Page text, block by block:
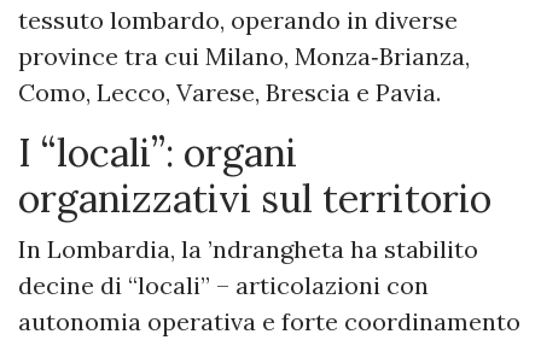
tessuto lombardo, operando in diverse
province tra cui Milano, Monza‑Brianza,
Como, Lecco, Varese, Brescia e Pavia.
I “locali”: organi
organizzativi sul territorio
In Lombardia, la ’ndrangheta ha stabilito
decine di “locali” – articolazioni con
autonomia operativa e forte coordinamento